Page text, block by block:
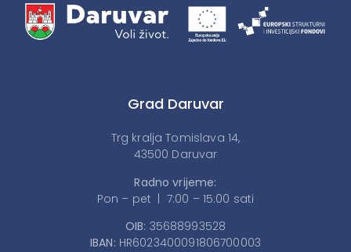
Grad Daruvar
Trg kralja Tomislava 14,
43500 Daruvar
Radno vrijeme:
Pon – pet | 7:00 – 15:00 sati
OIB: 35688993528
IBAN: HR6023400091806700003